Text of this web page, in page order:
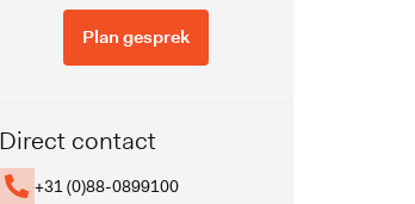
Plan gesprek
Direct contact
+31 (0)88-0899100